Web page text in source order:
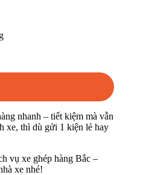
nhanh – tiết kiệm mà vẫn
xe, thì dù gửi 1 kiện lẻ hay
vụ xe ghép hàng Bắc –
xe nhé!